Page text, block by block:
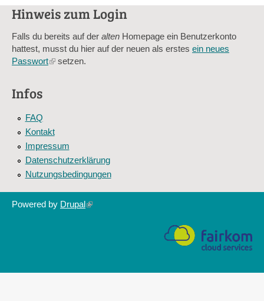
Hinweis zum Login
Falls du bereits auf der alten Homepage ein Benutzerkonto
hattest, musst du hier auf der neuen als erstes ein neues
Passwort(linksetzen.
Infos
FAQ
Kontakt
Impressum
Datenschutzerklärung
Nutzungsbedingungen
Powered by Drupal(link